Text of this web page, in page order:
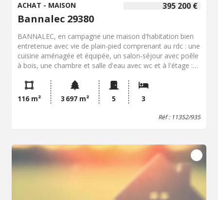
395 200 €
ACHAT - MAISON
Bannalec 29380
BANNALEC, en campagne une maison d'habitation bien
entretenue avec vie de plain-pied comprenant au rdc : une
cuisine aménagée et équipée, un salon-séjour avec poêle
à bois, une chambre et salle d'eau avec wc et à l'étage :
bains avec wc. Deux hangars et dépendances en pierres
sur un terrain de 3697m² .
116 m² 3 697 m² 5 3
Réf : 11352/935